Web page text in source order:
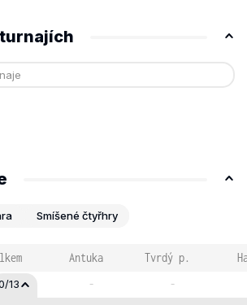
Smíšené čtyřhry
Antuka Tvrdý p.
13 - -